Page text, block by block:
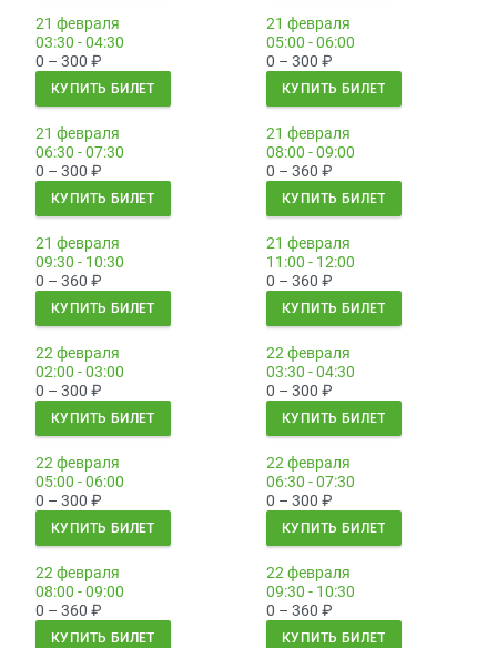
21 февраля
03:30 - 04:30
0 – 300 ₽
КУПИТЬ БИЛЕТ
21 февраля
05:00 - 06:00
0 – 300 ₽
КУПИТЬ БИЛЕТ
21 февраля
06:30 - 07:30
0 – 300 ₽
КУПИТЬ БИЛЕТ
21 февраля
08:00 - 09:00
0 – 360 ₽
КУПИТЬ БИЛЕТ
21 февраля
09:30 - 10:30
0 – 360 ₽
КУПИТЬ БИЛЕТ
21 февраля
11:00 - 12:00
0 – 360 ₽
КУПИТЬ БИЛЕТ
22 февраля
02:00 - 03:00
0 – 300 ₽
КУПИТЬ БИЛЕТ
22 февраля
03:30 - 04:30
0 – 300 ₽
КУПИТЬ БИЛЕТ
22 февраля
05:00 - 06:00
0 – 300 ₽
КУПИТЬ БИЛЕТ
22 февраля
06:30 - 07:30
0 – 300 ₽
КУПИТЬ БИЛЕТ
22 февраля
08:00 - 09:00
0 – 360 ₽
КУПИТЬ БИЛЕТ
22 февраля
09:30 - 10:30
0 – 360 ₽
КУПИТЬ БИЛЕТ